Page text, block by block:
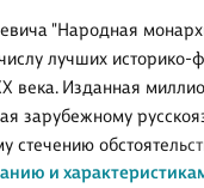
"Народная
лучших историко-
века. Изданная
зарубежному
стечению
известности у нас
и